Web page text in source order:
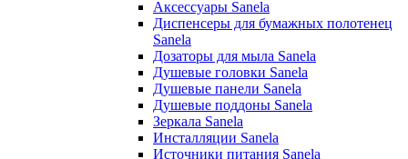
Аксессуары Sanela
Диспенсеры для бумажных полотенец
Sanela
Дозаторы для мыла Sanela
Душевые головки Sanela
Душевые панели Sanela
Душевые поддоны Sanela
Зеркала Sanela
Инсталляции Sanela
Источники питания Sanela